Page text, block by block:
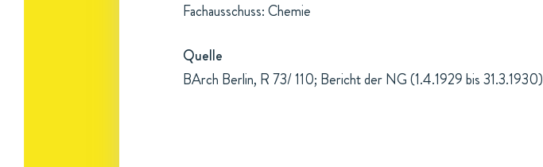
Fachausschuss: Chemie
Quelle
BArch Berlin, R 73/ 110; Bericht der NG (1.4.1929 bis 31.3.1930)